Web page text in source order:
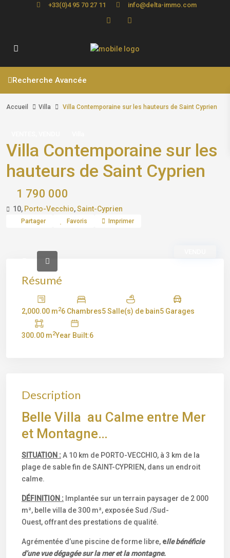
+33(0)4 95 70 27 11 info@delta-immo.com
Recherche Avancée
Accueil Villa Villa Contemporaine sur les hauteurs de Saint Cyprien
Villa Contemporaine sur les
hauteurs de Saint Cyprien
1 790 000
10, Porto-Vecchio,Saint-Cyprien
Partager Favoris Imprimer
Résumé
2,000.00 m26 Chambres5 Salle(s) de bain5 Garages
300.00 m2Year Built:6
Description
Belle Villa au Calme entre Mer
et Montagne…
SITUATION : A 10 km de PORTO-VECCHIO, à 3 km de la
plage de sable fin de SAINT-CYPRIEN, dans un endroit
calme.
DÉFINITION : Implantée sur un terrain paysager de 2 000
m², belle villa de 300 m², exposée Sud /Sud-
Ouest, offrant des prestations de qualité.
Agrémentée d’une piscine de forme libre, elle bénéficie
d’une vue dégagée sur la mer et la montagne.